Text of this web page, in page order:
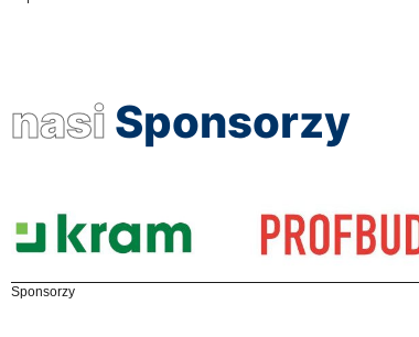
nasi Sponsorzy
Sponsorzy